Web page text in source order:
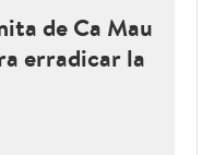
de Ca Mau
erradicar la